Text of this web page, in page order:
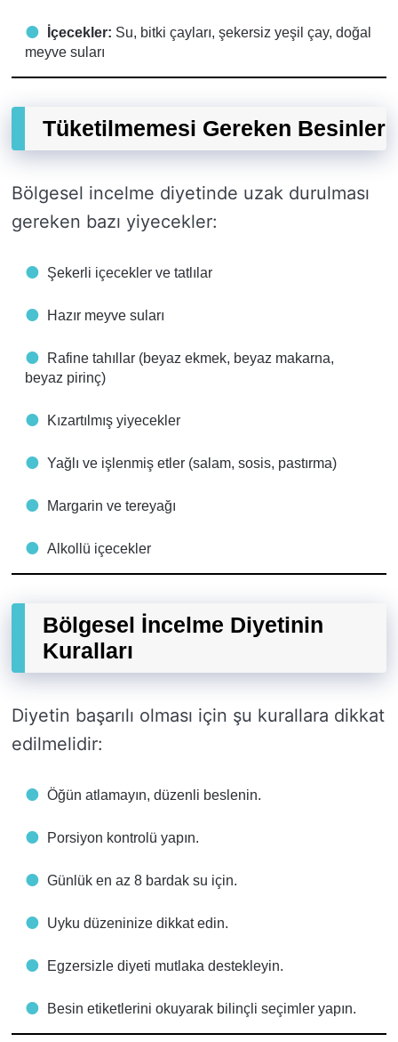
İçecekler: Su, bitki çayları, şekersiz yeşil çay, doğal
meyve suları
Tüketilmemesi Gereken Besinler
Bölgesel incelme diyetinde uzak durulması
gereken bazı yiyecekler:
Şekerli içecekler ve tatlılar
Hazır meyve suları
Rafine tahıllar (beyaz ekmek, beyaz makarna,
beyaz pirinç)
Kızartılmış yiyecekler
Yağlı ve işlenmiş etler (salam, sosis, pastırma)
Margarin ve tereyağı
Alkollü içecekler
Bölgesel İncelme Diyetinin
Kuralları
Diyetin başarılı olması için şu kurallara dikkat
edilmelidir:
Öğün atlamayın, düzenli beslenin.
Porsiyon kontrolü yapın.
Günlük en az 8 bardak su için.
Uyku düzeninize dikkat edin.
Egzersizle diyeti mutlaka destekleyin.
Besin etiketlerini okuyarak bilinçli seçimler yapın.